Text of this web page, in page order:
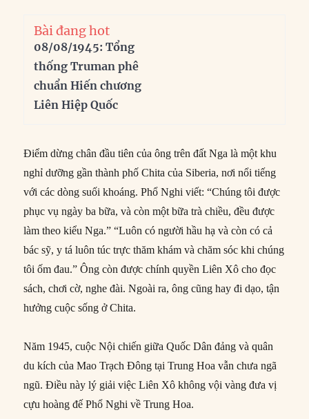
Bài đang hot
08/08/1945: Tổng
thống Truman phê
chuẩn Hiến chương
Liên Hiệp Quốc
Điểm dừng chân đầu tiên của ông trên đất Nga là một khu
nghỉ dưỡng gần thành phố Chita của Siberia, nơi nổi tiếng
với các dòng suối khoáng. Phổ Nghi viết: “Chúng tôi được
phục vụ ngày ba bữa, và còn một bữa trà chiều, đều được
làm theo kiểu Nga.” “Luôn có người hầu hạ và còn có cả
bác sỹ, y tá luôn túc trực thăm khám và chăm sóc khi chúng
tôi ốm đau.” Ông còn được chính quyền Liên Xô cho đọc
sách, chơi cờ, nghe đài. Ngoài ra, ông cũng hay đi dạo, tận
hưởng cuộc sống ở Chita.
Năm 1945, cuộc Nội chiến giữa Quốc Dân đảng và quân
du kích của Mao Trạch Đông tại Trung Hoa vẫn chưa ngã
ngũ. Điều này lý giải việc Liên Xô không vội vàng đưa vị
cựu hoàng đế Phổ Nghi về Trung Hoa.